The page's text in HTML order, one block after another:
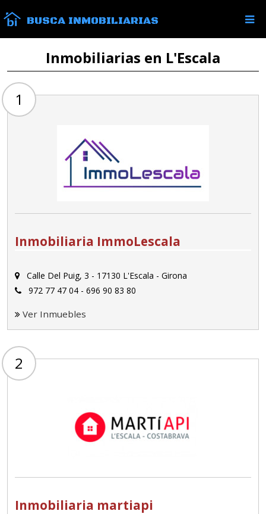
BUSCA INMOBILIARIAS
Inmobiliarias en L'Escala
1
Inmobiliaria ImmoLescala
Calle Del Puig, 3 - 17130 L'Escala - Girona
972 77 47 04 - 696 90 83 80
Ver Inmuebles
2
Inmobiliaria martiapi